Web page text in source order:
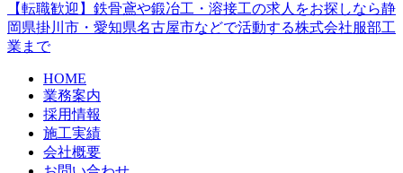
【転職歓迎】鉄骨鳶や鍛冶工・溶接工の求人をお探しなら静
岡県掛川市・愛知県名古屋市などで活動する株式会社服部工
業まで
HOME
業務案内
採用情報
施工実績
会社概要